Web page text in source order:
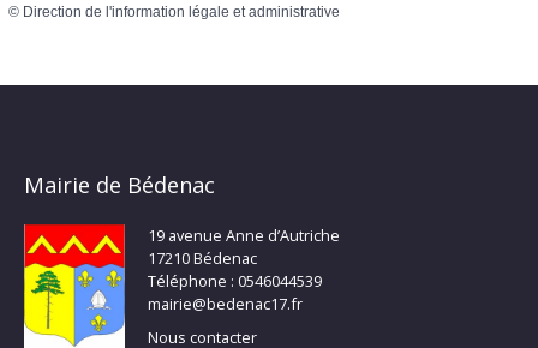
© Direction de l'information légale et administrative
Mairie de Bédenac
19 avenue Anne d’Autriche
17210 Bédenac
Téléphone : 0546044539
mairie@bedenac17.fr
Nous contacter